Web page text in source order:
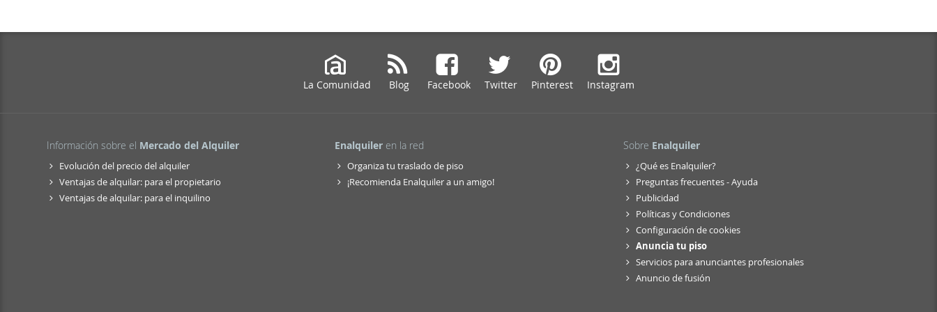
estrenar, disponible en alquiler sin muebles, perfecta para quienes desean personalizar cada
para crear un hogar verdaderamente excepcional. Para más información o concertar una
visita privada, contacte con Urbanismo &Construcción Inmobiliaria. 677208976 Ana
La Comunidad Blog Facebook Twitter Pinterest Instagram
Información sobre el Mercado del Alquiler
Evolución del precio del alquiler
Ventajas de alquilar: para el propietario
Ventajas de alquilar: para el inquilino
Enalquiler en la red
Organiza tu traslado de piso
¡Recomienda Enalquiler a un amigo!
Sobre Enalquiler
¿Qué es Enalquiler?
Preguntas frecuentes - Ayuda
Publicidad
Políticas y Condiciones
Configuración de cookies
Anuncia tu piso
Servicios para anunciantes profesionales
Anuncio de fusión